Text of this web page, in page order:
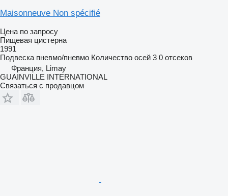
Maisonneuve Non spécifié
Цена по запросу
Пищевая цистерна
1991
Подвеска пневмо/пневмо Количество осей 3 0 отсеков
Франция, Limay
GUAINVILLE INTERNATIONAL
Связаться с продавцом